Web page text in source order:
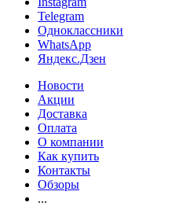
Telegram
Одноклассники
WhatsApp
Яндекс.Дзен
Новости
Акции
Доставка
Оплата
О компании
Как купить
Контакты
Обзоры
...